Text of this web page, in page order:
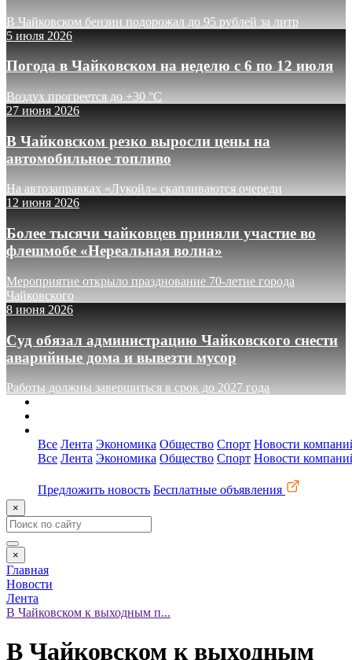
В Чайковском бензин подорожал до 95 рублей за литр
5 июля 2026
Погода в Чайковском на неделю с 6 по 12 июля
Воздух прогреется до +30 °C
27 июня 2026
В Чайковском резко выросли цены на
автомобильное топливо
На автозаправках «Лукойл» скапливаются очереди
12 июня 2026
Более тысячи чайковцев приняли участие во
флешмобе «Нереальная волна»
Мероприятие открыло празднование 70-летие города
Чайковского
8 июня 2026
Суд обязал администрацию Чайковского снести
аварийные дома и вывезти мусор
Работы должны завершиться в срок до 2027 года
Все Лента Экономика Общество Спорт Новости
Все Лента Экономика Общество Спорт Новости
Предложить новость Бесплатные объявления
×
×
Главная
Новости
Лента
В Чайковском к выходным п...
В Чайковском к выходным